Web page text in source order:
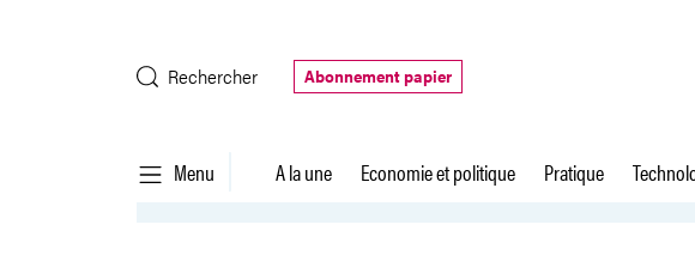
Rechercher
Abonnement papier
Menu A la une Economie et politique Pratique